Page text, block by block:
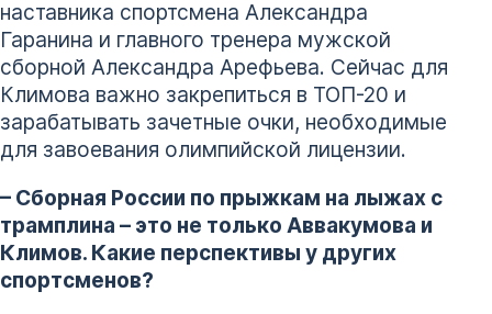
наставника спортсмена Александра
Гаранина и главного тренера мужской
сборной Александра Арефьева. Сейчас для
Климова важно закрепиться в ТОП-20 и
зарабатывать зачетные очки, необходимые
для завоевания олимпийской лицензии.
– Сборная России по прыжкам на лыжах с
трамплина – это не только Аввакумова и
Климов. Какие перспективы у других
спортсменов?